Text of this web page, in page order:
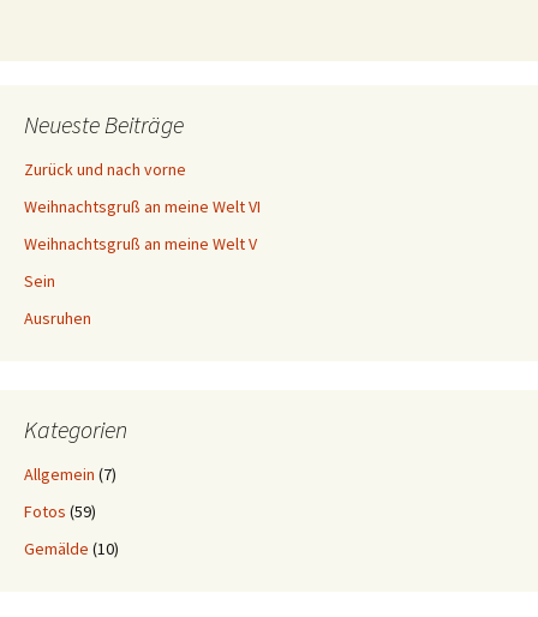
Neueste Beiträge
Zurück und nach vorne
Weihnachtsgruß an meine Welt VI
Weihnachtsgruß an meine Welt V
Sein
Ausruhen
Kategorien
Allgemein (7)
Fotos (59)
Gemälde (10)